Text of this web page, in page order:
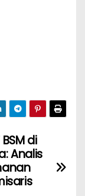
di
Analis